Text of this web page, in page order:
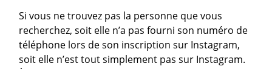
Si vous ne trouvez pas la personne que vous
recherchez, soit elle n’a pas fourni son numéro de
téléphone lors de son inscription sur Instagram,
soit elle n’est tout simplement pas sur Instagram.